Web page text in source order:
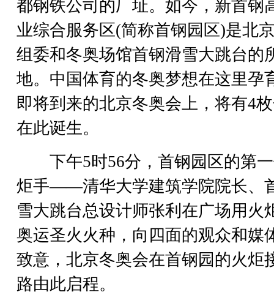
都钢铁公司的厂址。如今，新首钢
业综合服务区(简称首钢园区)是北
组委和冬奥场馆首钢滑雪大跳台的
地。中国体育的冬奥梦想在这里孕
即将到来的北京冬奥会上，将有4
在此诞生。
下午5时56分，首钢园区的第
炬手——清华大学建筑学院院长、
雪大跳台总设计师张利在广场用火
奥运圣火火种，向四面的观众和媒
致意，北京冬奥会在首钢园的火炬
路由此启程。